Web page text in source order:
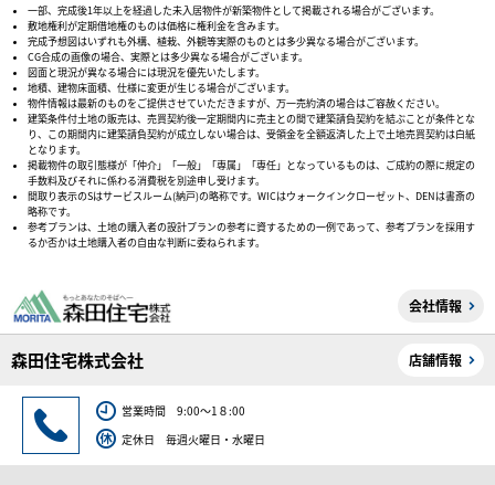
一部、完成後1年以上を経過した未入居物件が新築物件として掲載される場合がございます。
敷地権利が定期借地権のものは価格に権利金を含みます。
完成予想図はいずれも外構、植栽、外観等実際のものとは多少異なる場合がございます。
CG合成の画像の場合、実際とは多少異なる場合がございます。
図面と現況が異なる場合には現況を優先いたします。
地積、建物床面積、仕様に変更が生じる場合がございます。
物件情報は最新のものをご提供させていただきますが、万一売約済の場合はご容赦ください。
建築条件付土地の販売は、売買契約後一定期間内に売主との間で建築請負契約を結ぶことが条件とな
り、この期間内に建築請負契約が成立しない場合は、受領金を全額返済した上で土地売買契約は白紙
となります。
掲載物件の取引態様が「仲介」「一般」「専属」「専任」となっているものは、ご成約の際に規定の
手数料及びそれに係わる消費税を別途申し受けます。
間取り表示のSはサービスルーム(納戸)の略称です。WICはウォークインクローゼット、DENは書斎の
略称です。
参考プランは、土地の購入者の設計プランの参考に資するための一例であって、参考プランを採用す
るか否かは土地購入者の自由な判断に委ねられます。
会社情報
森田住宅株式会社 店舗情報
営業時間 9:00～1８:00
定休日 毎週火曜日・水曜日